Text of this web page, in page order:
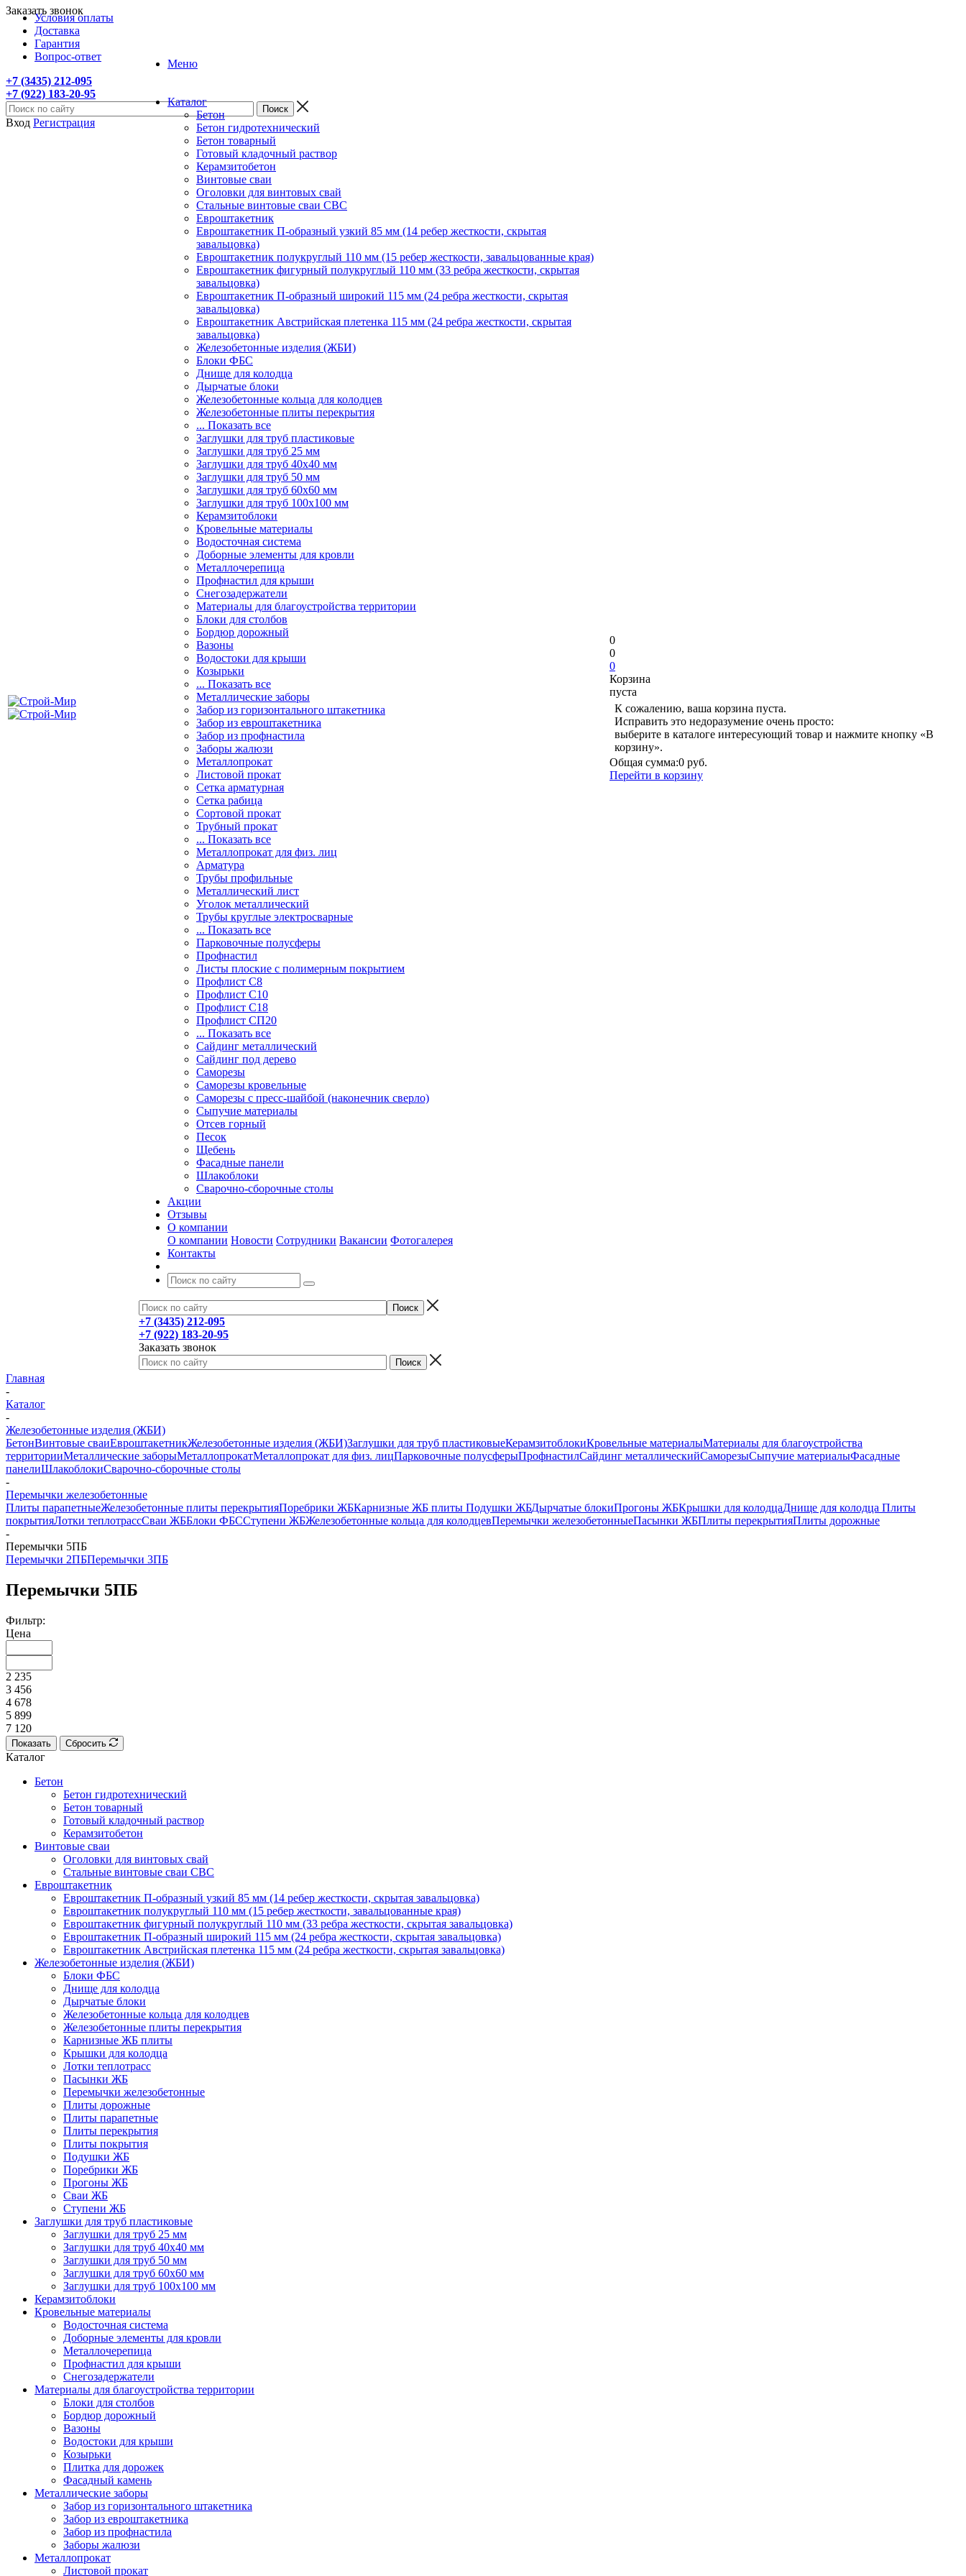
Условия оплаты
Доставка
Гарантия
Вопрос-ответ
+7 (3435) 212-095
+7 (922) 183-20-95
Заказать звонок
Вход Регистрация
Меню
Каталог
Бетон
Бетон гидротехнический
Бетон товарный
Готовый кладочный раствор
Керамзитобетон
Винтовые сваи
Оголовки для винтовых свай
Стальные винтовые сваи СВС
Евроштакетник
Евроштакетник П-образный узкий 85 мм (14 ребер жесткости, скрытая
завальцовка)
Евроштакетник полукруглый 110 мм (15 ребер жесткости, завальцованные края)
Евроштакетник фигурный полукруглый 110 мм (33 ребра жесткости, скрытая
завальцовка)
Евроштакетник П-образный широкий 115 мм (24 ребра жесткости, скрытая
завальцовка)
Евроштакетник Австрийская плетенка 115 мм (24 ребра жесткости, скрытая
завальцовка)
Железобетонные изделия (ЖБИ)
Блоки ФБС
Днище для колодца
Дырчатые блоки
Железобетонные кольца для колодцев
Железобетонные плиты перекрытия
... Показать все
Заглушки для труб пластиковые
Заглушки для труб 25 мм
Заглушки для труб 40х40 мм
Заглушки для труб 50 мм
Заглушки для труб 60х60 мм
Заглушки для труб 100х100 мм
Керамзитоблоки
Кровельные материалы
Водосточная система
Доборные элементы для кровли
Металлочерепица
Профнастил для крыши
Снегозадержатели
Материалы для благоустройства территории
Блоки для столбов
Бордюр дорожный
Вазоны
Водостоки для крыши
Козырьки
... Показать все
Металлические заборы
Забор из горизонтального штакетника
Забор из евроштакетника
Забор из профнастила
Заборы жалюзи
Металлопрокат
Листовой прокат
Сетка арматурная
Сетка рабица
Сортовой прокат
Трубный прокат
... Показать все
Металлопрокат для физ. лиц
Арматура
Трубы профильные
Металлический лист
Уголок металлический
Трубы круглые электросварные
... Показать все
Парковочные полусферы
Профнастил
Листы плоские с полимерным покрытием
Профлист С8
Профлист С10
Профлист С18
Профлист СП20
... Показать все
Сайдинг металлический
Cайдинг под дерево
Саморезы
Саморезы кровельные
Саморезы с пресс-шайбой (наконечник сверло)
Сыпучие материалы
Отсев горный
Песок
Щебень
Фасадные панели
Шлакоблоки
Сварочно-сборочные столы
Акции
Отзывы
О компании
О компании Новости Сотрудники Вакансии Фотогалерея
Контакты
+7 (3435) 212-095
+7 (922) 183-20-95
Заказать звонок
0
0
0
Корзина
пуста
К сожалению, ваша корзина пуста.
Исправить это недоразумение очень просто:
выберите в каталоге интересующий товар и нажмите кнопку «В
корзину».
Общая сумма:0 руб.
Перейти в корзину
Главная
-
Каталог
-
Железобетонные изделия (ЖБИ)
БетонВинтовые сваиЕвроштакетникЖелезобетонные изделия (ЖБИ)Заглушки для труб пластиковыеКерамзитоблокиКровельные материалыМатериалы для благоустройства
территорииМеталлические заборыМеталлопрокатМеталлопрокат для физ. лицПарковочные полусферыПрофнастилСайдинг металлическийСаморезыСыпучие материалыФасадные
панелиШлакоблокиСварочно-сборочные столы
-
Перемычки железобетонные
Плиты парапетныеЖелезобетонные плиты перекрытияПоребрики ЖБКарнизные ЖБ плиты Подушки ЖБДырчатые блокиПрогоны ЖБКрышки для колодцаДнище для колодца Плиты
покрытияЛотки теплотрассСваи ЖББлоки ФБССтупени ЖБЖелезобетонные кольца для колодцевПеремычки железобетонныеПасынки ЖБПлиты перекрытияПлиты дорожные
-
Перемычки 5ПБ
Перемычки 2ПБПеремычки 3ПБ
Перемычки 5ПБ
Фильтр:
Цена
2 235
3 456
4 678
5 899
7 120
Показать Сбросить
Каталог
Бетон
Бетон гидротехнический
Бетон товарный
Готовый кладочный раствор
Керамзитобетон
Винтовые сваи
Оголовки для винтовых свай
Стальные винтовые сваи СВС
Евроштакетник
Евроштакетник П-образный узкий 85 мм (14 ребер жесткости, скрытая завальцовка)
Евроштакетник полукруглый 110 мм (15 ребер жесткости, завальцованные края)
Евроштакетник фигурный полукруглый 110 мм (33 ребра жесткости, скрытая завальцовка)
Евроштакетник П-образный широкий 115 мм (24 ребра жесткости, скрытая завальцовка)
Евроштакетник Австрийская плетенка 115 мм (24 ребра жесткости, скрытая завальцовка)
Железобетонные изделия (ЖБИ)
Блоки ФБС
Днище для колодца
Дырчатые блоки
Железобетонные кольца для колодцев
Железобетонные плиты перекрытия
Карнизные ЖБ плиты
Крышки для колодца
Лотки теплотрасс
Пасынки ЖБ
Перемычки железобетонные
Плиты дорожные
Плиты парапетные
Плиты перекрытия
Плиты покрытия
Подушки ЖБ
Поребрики ЖБ
Прогоны ЖБ
Сваи ЖБ
Ступени ЖБ
Заглушки для труб пластиковые
Заглушки для труб 25 мм
Заглушки для труб 40х40 мм
Заглушки для труб 50 мм
Заглушки для труб 60х60 мм
Заглушки для труб 100х100 мм
Керамзитоблоки
Кровельные материалы
Водосточная система
Доборные элементы для кровли
Металлочерепица
Профнастил для крыши
Снегозадержатели
Материалы для благоустройства территории
Блоки для столбов
Бордюр дорожный
Вазоны
Водостоки для крыши
Козырьки
Плитка для дорожек
Фасадный камень
Металлические заборы
Забор из горизонтального штакетника
Забор из евроштакетника
Забор из профнастила
Заборы жалюзи
Металлопрокат
Листовой прокат